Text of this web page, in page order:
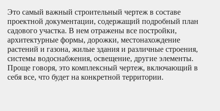
Это самый важный строительный чертеж в составе
проектной документации, содержащий подробный план
садового участка. В нем отражены все постройки,
архитектурные формы, дорожки, местонахождение
растений и газона, жилые здания и различные строения,
системы водоснабжения, освещение, другие элементы.
Проще говоря, это комплексный чертеж, включающий в
себя все, что будет на конкретной территории.